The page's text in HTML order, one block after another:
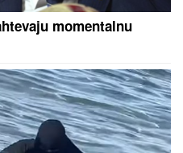
Voditeljka Ana
od pevača Mirčeta